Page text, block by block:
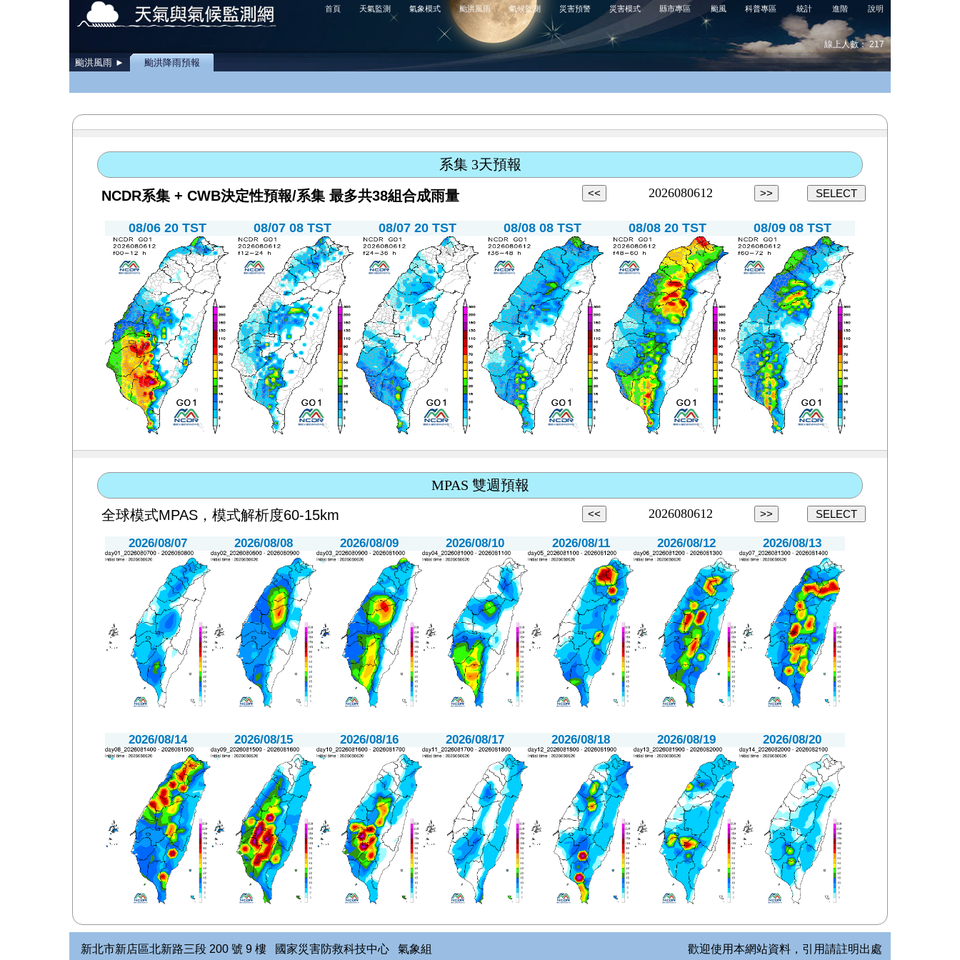
說明
進階
統計
科普專區
颱風
縣市專區
災害模式
災害預警
氣候監測
颱洪風雨
氣象模式
天氣監測
首頁
線上人數： 217
颱洪風雨 ► 颱洪降雨預報
系集 3天預報
NCDR系集 + CWB決定性預報/系集 最多共38組合成雨量
08/06 20 TST 08/07 08 TST 08/07 20 TST 08/08 08 TST 08/08 20 TST 08/09 08 TST
MPAS 雙週預報
全球模式MPAS，模式解析度60-15km
2026/08/07 2026/08/08 2026/08/09 2026/08/10 2026/08/11 2026/08/12 2026/08/13
2026/08/14 2026/08/15 2026/08/16 2026/08/17 2026/08/18 2026/08/19 2026/08/20
新北市新店區北新路三段 200 號 9 樓 國家災害防救科技中心 氣象組 歡迎使用本網站資料，引用請註明出處